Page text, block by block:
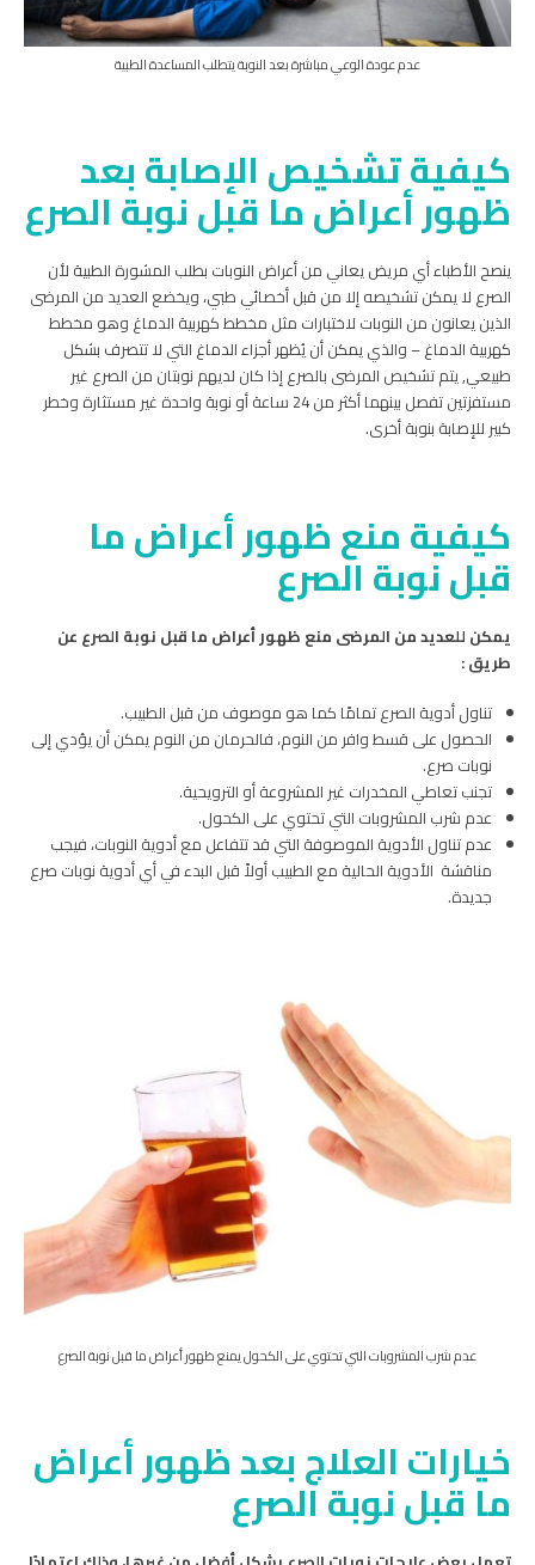
عدم عودة الوعي مباشرة بعد النوبة يتطلب المساعدة الطبية
كيفية تشخيص الإصابة بعد
ظهور أعراض ما قبل نوبة الصرع
ينصح الأطباء أي مريض يعاني من أعراض النوبات بطلب المشورة الطبية لأن
الصرع لا يمكن تشخيصه إلا من قبل أخصائي طبي، ويخضع العديد من المرضى
الذين يعانون من النوبات لاختبارات مثل مخطط كهربية الدماغ وهو مخطط
كهربية الدماغ – والذي يمكن أن يُظهر أجزاء الدماغ التي لا تتصرف بشكل
طبيعي,يتم تشخيص المرضى بالصرع إذا كان لديهم نوبتان من الصرع غير
مستفزتين تفصل بينهما أكثر من 24 ساعة أو نوبة واحدة غير مستثارة وخطر
كبير للإصابة بنوبة أخرى.
كيفية منع ظهور أعراض ما
قبل نوبة الصرع
يمكن للعديد من المرضى منع ظهور أعراض ما قبل نوبة الصرع عن
طريق :
تناول أدوية الصرع تمامًا كما هو موصوف من قبل الطبيب.
الحصول على قسط وافر من النوم، فالحرمان من النوم يمكن أن يؤدي إلى
نوبات صرع.
تجنب تعاطي المخدرات غير المشروعة أو الترويحية.
عدم شرب المشروبات التي تحتوي على الكحول.
عدم تناول الأدوية الموصوفة التي قد تتفاعل مع أدوية النوبات، فيجب
مناقشة الأدوية الحالية مع الطبيب أولاً قبل البدء في أي أدوية نوبات صرع
جديدة.
عدم شرب المشروبات التي تحتوي على الكحول يمنع ظهور أعراض ما قبل نوبة الصرع
خيارات العلاج بعد ظهور أعراض
ما قبل نوبة الصرع